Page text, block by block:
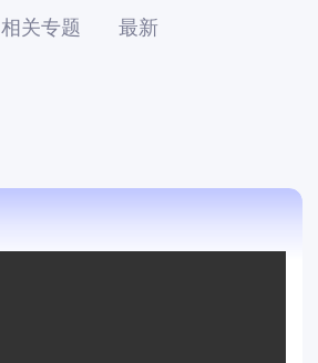
相关专题 最新